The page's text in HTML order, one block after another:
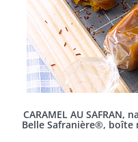
CARAMEL AU SAFRAN,
Belle Safranière®, boîte